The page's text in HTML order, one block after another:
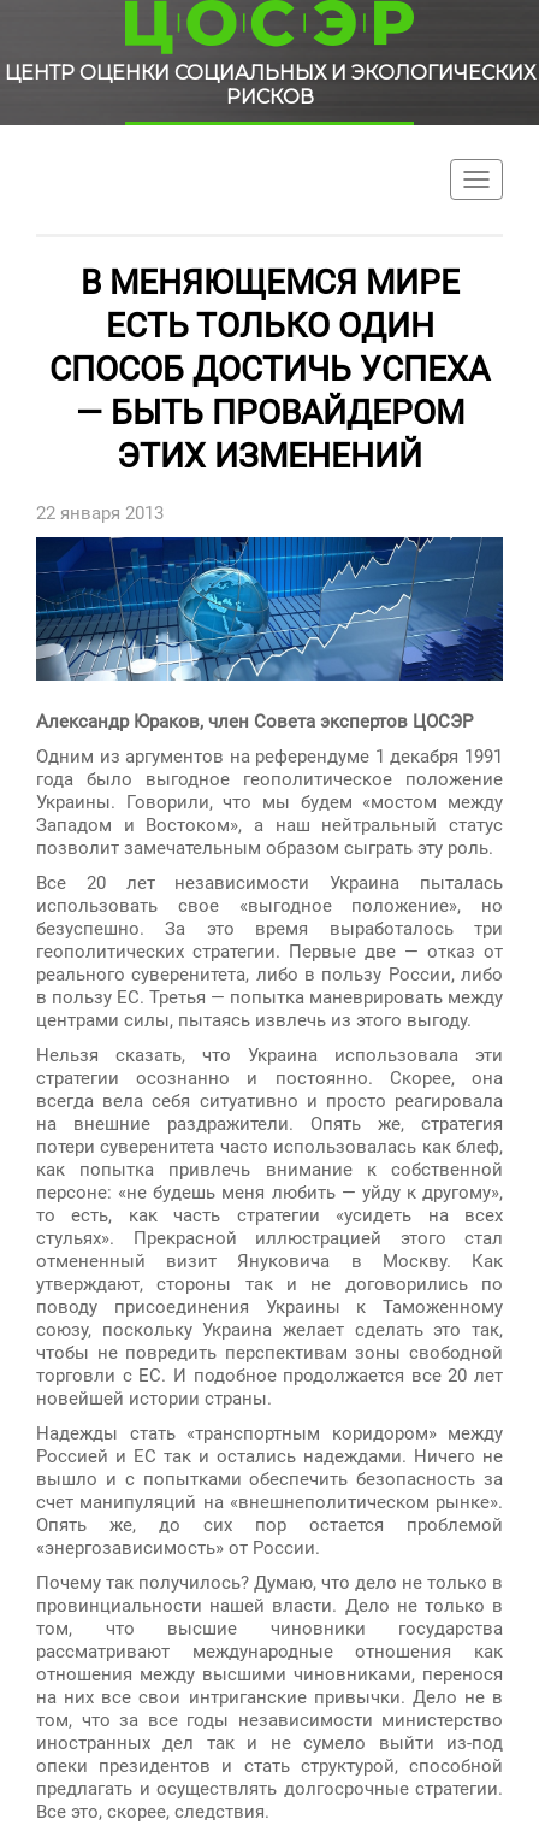
ЦЕНТР ОЦЕНКИ СОЦИАЛЬНЫХ И ЭКОЛОГИЧЕСКИХ
РИСКОВ
Toggle
В МЕНЯЮЩЕМСЯ МИРЕ
ЕСТЬ ТОЛЬКО ОДИН
СПОСОБ ДОСТИЧЬ УСПЕХА
— БЫТЬ ПРОВАЙДЕРОМ
ЭТИХ ИЗМЕНЕНИЙ
22 января 2013
Александр Юраков, член Совета экспертов ЦОСЭР
Одним из аргументов на референдуме 1 декабря 1991
года было выгодное геополитическое положение
Украины. Говорили, что мы будем «мостом между
Западом и Востоком», а наш нейтральный статус
позволит замечательным образом сыграть эту роль.
Все 20 лет независимости Украина пыталась
использовать свое «выгодное положение», но
безуспешно. За это время выработалось три
геополитических стратегии. Первые две — отказ от
реального суверенитета, либо в пользу России, либо
в пользу ЕС. Третья — попытка маневрировать между
центрами силы, пытаясь извлечь из этого выгоду.
Нельзя сказать, что Украина использовала эти
стратегии осознанно и постоянно. Скорее, она
всегда вела себя ситуативно и просто реагировала
на внешние раздражители. Опять же, стратегия
потери суверенитета часто использовалась как блеф,
как попытка привлечь внимание к собственной
персоне: «не будешь меня любить — уйду к другому»,
то есть, как часть стратегии «усидеть на всех
стульях». Прекрасной иллюстрацией этого стал
отмененный визит Януковича в Москву. Как
утверждают, стороны так и не договорились по
поводу присоединения Украины к Таможенному
союзу, поскольку Украина желает сделать это так,
чтобы не повредить перспективам зоны свободной
торговли с ЕС. И подобное продолжается все 20 лет
новейшей истории страны.
Надежды стать «транспортным коридором» между
Россией и ЕС так и остались надеждами. Ничего не
вышло и с попытками обеспечить безопасность за
счет манипуляций на «внешнеполитическом рынке».
Опять же, до сих пор остается проблемой
«энергозависимость» от России.
Почему так получилось? Думаю, что дело не только в
провинциальности нашей власти. Дело не только в
том, что высшие чиновники государства
рассматривают международные отношения как
отношения между высшими чиновниками, перенося
на них все свои интриганские привычки. Дело не в
том, что за все годы независимости министерство
иностранных дел так и не сумело выйти из-под
опеки президентов и стать структурой, способной
предлагать и осуществлять долгосрочные стратегии.
Все это, скорее, следствия.